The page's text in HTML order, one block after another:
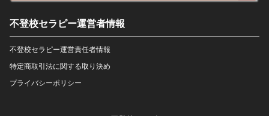
不登校セラピー運営者情報
不登校セラピー運営責任者情報
特定商取引法に関する取り決め
プライバシーポリシー